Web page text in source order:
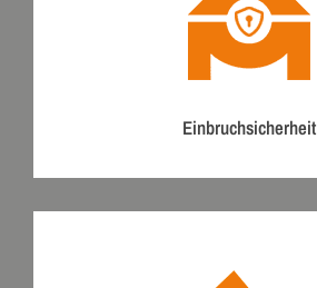
Einbruchsicherheit